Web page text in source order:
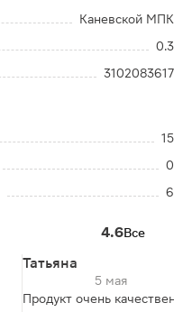
Каневcкой МПК
0.3
3102083617
15
0
6
4.6Все
Татьяна
5 мая
Продукт очень